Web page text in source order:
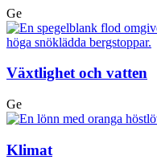
Ge
Växtlighet och vatten
Ge
Klimat